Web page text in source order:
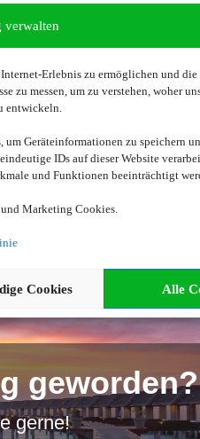
verwalten
Erlebnis zu ermöglichen und die
zu messen, um zu verstehen, woher
entwickeln.
Geräteinformationen zu speichern
IDs auf dieser Website
und Funktionen beeinträchtigt
Marketing Cookies.
Alle
Cookies
Einwilligung
werden ggf. personenbezogene
geworden?
gerne!